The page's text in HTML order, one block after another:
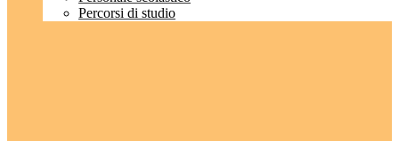
Percorsi di studio